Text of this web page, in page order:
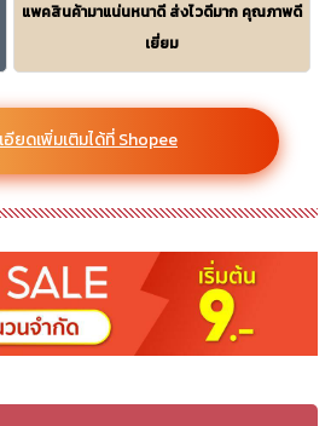
แพคสินค้ามาแน่นหนาดี ส่งไวดีมาก คุณภาพดี
เยี่ยม
อียดเพิ่มเติมได้ที่ Shopee